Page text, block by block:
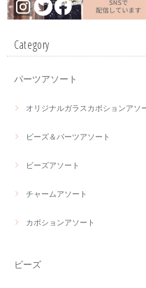
Category
パーツアソート
オリジナルガラスカボションアソ
ビーズ＆パーツアソート
ビーズアソート
チャームアソート
カボションアソート
ビーズ